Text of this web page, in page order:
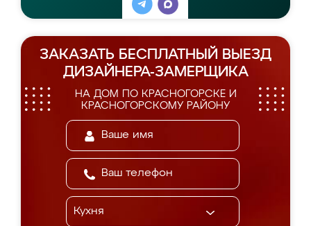
ЗАКАЗАТЬ БЕСПЛАТНЫЙ ВЫЕЗД
ДИЗАЙНЕРА-ЗАМЕРЩИКА
НА ДОМ ПО КРАСНОГОРСКЕ И
КРАСНОГОРСКОМУ РАЙОНУ